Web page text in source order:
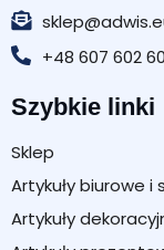
+48 607 602
Szybkie linki
Sklep
Artykuły biurowe i
Artykuły